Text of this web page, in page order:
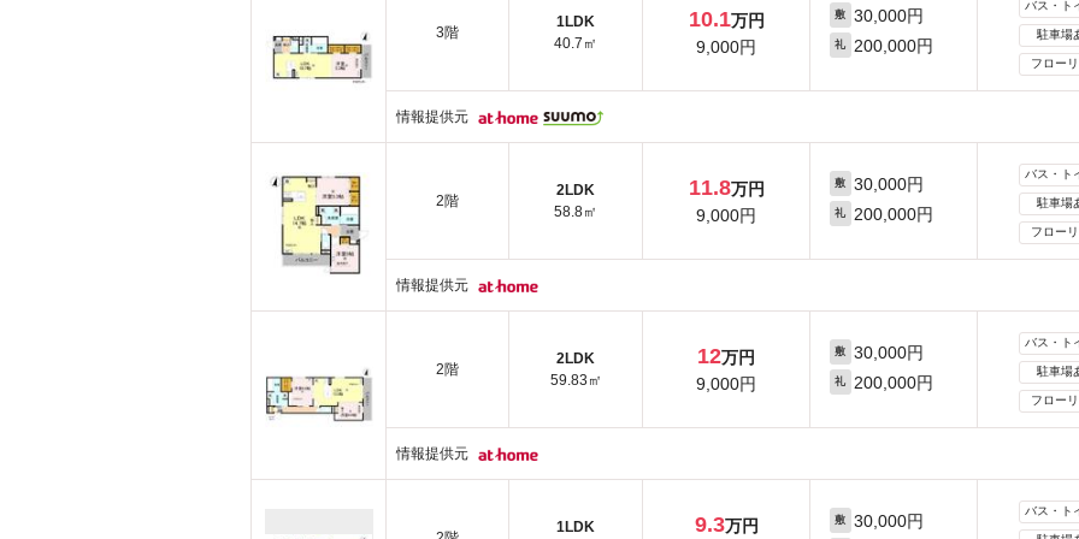
3階
1LDK
40.7㎡
10.1万円
9,000円
敷 30,000円
礼 200,000円
バス・ト
駐車場
フロー
情報提供元
2階
2LDK
58.8㎡
11.8万円
9,000円
敷 30,000円
礼 200,000円
バス・ト
駐車場
フロー
情報提供元
2階
2LDK
59.83㎡
12万円
9,000円
敷 30,000円
礼 200,000円
バス・ト
駐車場
フロー
情報提供元
1LDK 9.3万円 敷 30,000円
バス・ト